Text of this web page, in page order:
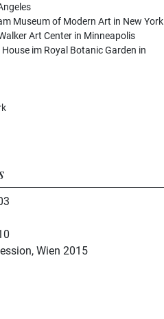
Museum of Modern Art in New York
Art Center in Minneapolis
im Royal Botanic Garden in
Wien 2015